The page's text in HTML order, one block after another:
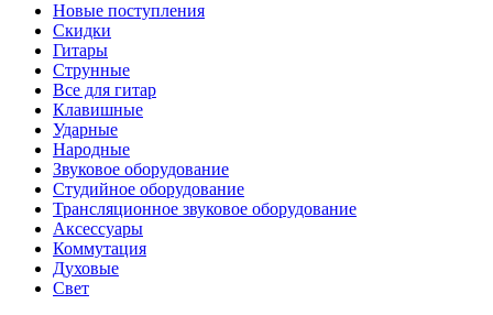
Новые поступления
Скидки
Гитары
Струнные
Все для гитар
Клавишные
Ударные
Народные
Звуковое оборудование
Студийное оборудование
Трансляционное звуковое оборудование
Аксессуары
Коммутация
Духовые
Свет